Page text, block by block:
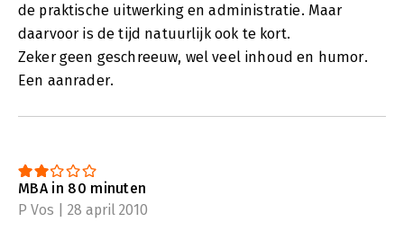
de praktische uitwerking en administratie. Maar
daarvoor is de tijd natuurlijk ook te kort.
Zeker geen geschreeuw, wel veel inhoud en humor.
Een aanrader.
MBA in 80 minuten
P Vos | 28 april 2010